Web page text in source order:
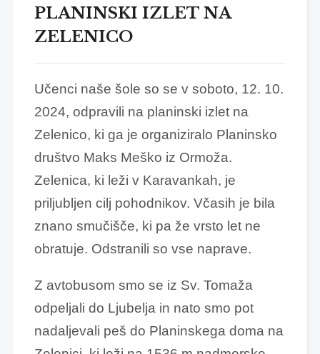
PLANINSKI IZLET NA
ZELENICO
Učenci naše šole so se v soboto, 12. 10.
2024, odpravili na planinski izlet na
Zelenico, ki ga je organiziralo Planinsko
društvo Maks Meško iz Ormoža.
Zelenica, ki leži v Karavankah, je
priljubljen cilj pohodnikov. Včasih je bila
znano smučišče, ki pa že vrsto let ne
obratuje. Odstranili so vse naprave.
Z avtobusom smo se iz Sv. Tomaža
odpeljali do Ljubelja in nato smo pot
nadaljevali peš do Planinskega doma na